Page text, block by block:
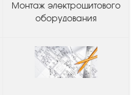
Монтаж электрощитового
оборудования